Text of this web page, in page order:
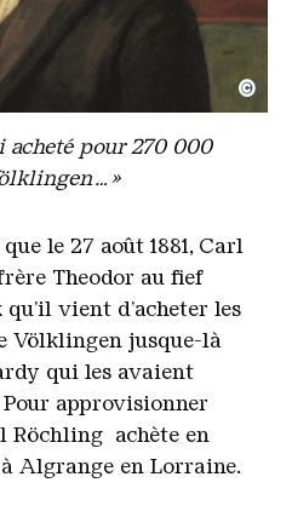
von Ludwig Würgele
©
acheté pour 270 000
le 27 août 1881, Carl
Theodor au fief
vient d’acheter les
Völklingen jusque-là
qui les avaient
Pour approvisionner
Röchling achète en
Algrange en Lorraine.